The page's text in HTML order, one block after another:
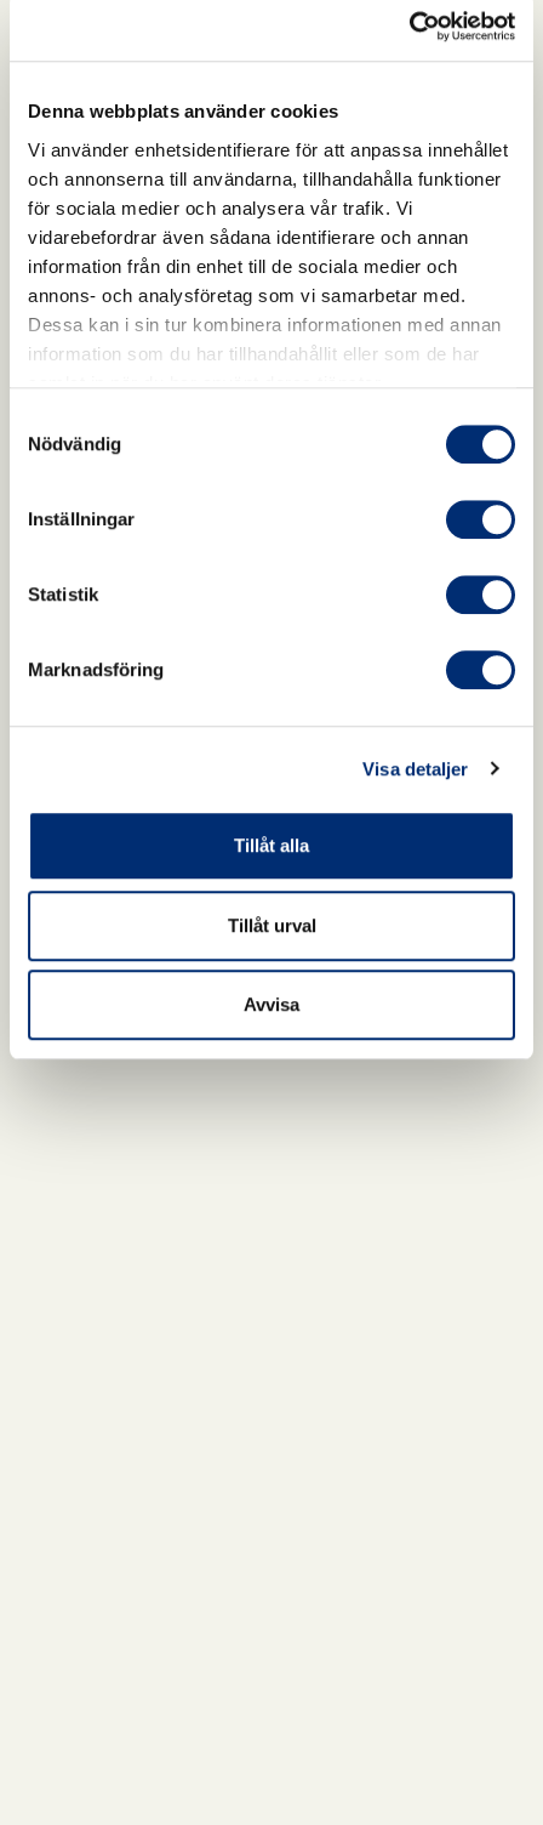
Denna webbplats använder cookies
Vi använder enhetsidentifierare för att anpassa innehållet
och annonserna till användarna, tillhandahålla funktioner
för sociala medier och analysera vår trafik. Vi
vidarebefordrar även sådana identifierare och annan
information från din enhet till de sociala medier och
annons- och analysföretag som vi samarbetar med.
Dessa kan i sin tur kombinera informationen med annan
information som du har tillhandahållit eller som de har
Nödvändig
Inställningar
Statistik
Marknadsföring
Visa detaljer
Tillåt alla
Tillåt urval
Avvisa
tarmen. Forskarna tror att åtminstone en del av
anledningen till att omega-3 gynnar bakteriefloran,
N-karbamylglutamat vilket i sin tur motverkar
inflammation och gynnar en bra tarmfunktion.
Forskarna menar att studien indikerar att tillskott
av omega-3 skulle kunna användas för att förbättra
tarmflorans sammansättning.
Referenser
Menni C, Zierer J, Pallister T, Jackson MA, Long T,
Mohney RP, Steves CJ, Spector TD, Valdes AM.
Omega-3 fatty acids correlate with gut microbiome
diversity and production of N-carbamylglutamate in